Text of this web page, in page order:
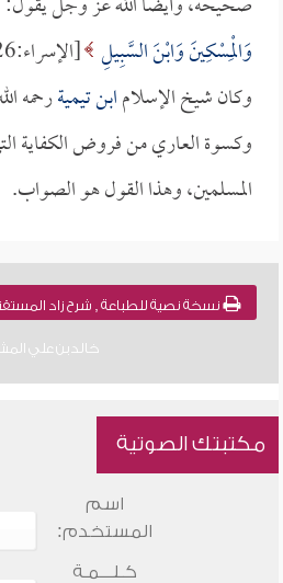
وَالْمِسْكِينَ وَابْنَ السَّبِيلِ [الإسراء:26] .
وكان شيخ الإسلامابن تيميةرحمه
وكسوة العاري من فروض الكفاية
المسلمين، وهذا القول هو الصواب.
خالد بن علي
مكتبتك الصوتية
اسم
المستخدم:
كـلـــمـة